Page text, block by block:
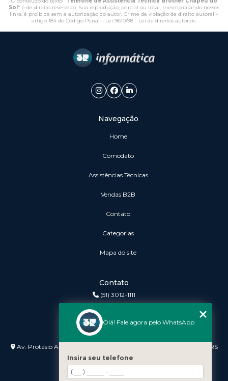
Sol" é de direito reservado. Sua reprodução, parcial ou total, mesmo citando nossos
links, é proibida sem a autorização do autor. Crime de violação de direito autoral –
artigo 184 do Código Penal – Lei 9610/98 - Lei de direitos autorais.
Navegação
Home
Comodato
Assistências Técnicas
vendas B2B
Contato
Categorias
Mapa do site
Contato
(51) 3012-1111
Endereço
Av. Protásio Alves nº 3240 Lojas 7 e 8 - Petrópolis - Porto Alegre - RS
- 90410-007
Olá! Fale agora pelo WhatsApp
Insira seu telefone